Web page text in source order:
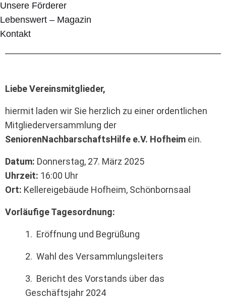
Unsere Förderer
Lebenswert – Magazin
Kontakt
Liebe Vereinsmitglieder,
hiermit laden wir Sie herzlich zu einer ordentlichen
Mitgliederversammlung der
SeniorenNachbarschaftsHilfe e.V. Hofheim ein.
Datum: Donnerstag, 27. März 2025
Uhrzeit: 16:00 Uhr
Ort: Kellereigebäude Hofheim, Schönbornsaal
Vorläufige Tagesordnung:
1. Eröffnung und Begrüßung
2. Wahl des Versammlungsleiters
3. Bericht des Vorstands über das
Geschäftsjahr 2024